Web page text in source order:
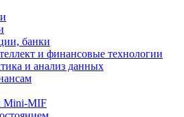
банки
и финансовые технологии
и анализ данных
Mini-MIF